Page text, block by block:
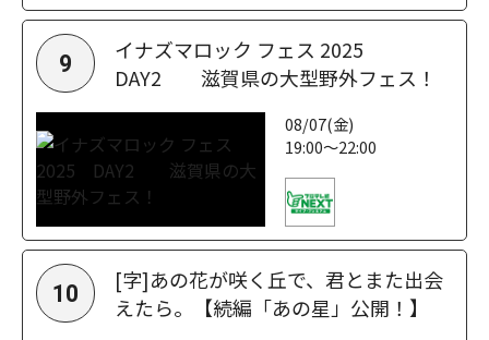
9
イナズマロック フェス 2025
DAY2 滋賀県の大型野外フェス！
08/07(金)
19:00～22:00
10
[字]あの花が咲く丘で、君とまた出会
えたら。【続編「あの星」公開！】